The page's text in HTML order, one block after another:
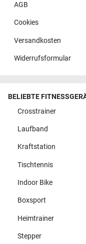
AGB
Cookies
Versandkosten
Widerrufsformular
BELIEBTE
Crosstrainer
Laufband
Kraftstation
Tischtennis
Indoor Bike
Boxsport
Heimtrainer
Stepper